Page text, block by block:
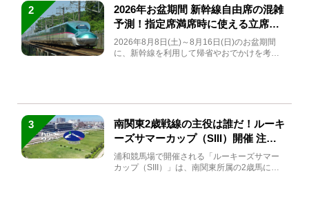
2
2026年お盆期間 新幹線自由席の混雑
予測！指定席満席時に使える立席特
急券も解説
2026年8月8日(土)～8月16日(日)のお盆期間
に、新幹線を利用して帰省やおでかけを考え
3
南関東2歳戦線の主役は誰だ！ルーキ
ーズサマーカップ（SIII）開催 注目
馬と見どころをチェック
浦和競馬場で開催される「ルーキーズサマー
カップ（SIII）」は、南関東所属の2歳馬によ